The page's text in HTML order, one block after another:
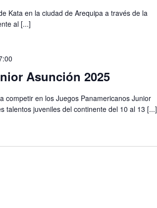
Kata en la ciudad de Arequipa a través de la
al [...]
Asunción 2025
competir en los Juegos Panamericanos Junior
talentos juveniles del continente del 10 al 13 [...]